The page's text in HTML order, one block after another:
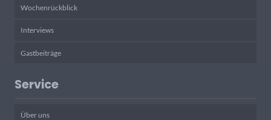
Wochenrückblick
Interviews
Gastbeiträge
Service
Über uns